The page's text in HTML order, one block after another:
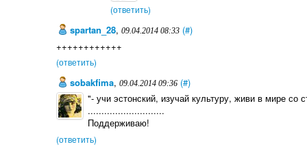
(ответить)
spartan_28, 09.04.2014 08:33 (#)
++++++++++++
(ответить)
sobakfima, 09.04.2014 09:36 (#)
"- учи эстонский, изучай культуру, живи в мире со
............................
Поддерживаю!
(ответить)